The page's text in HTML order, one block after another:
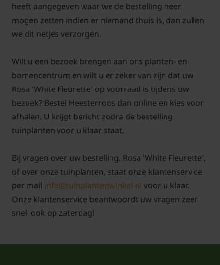
heeft aangegeven waar we de bestelling neer
mogen zetten indien er niemand thuis is, dan zullen
we dit netjes verzorgen.
Wilt u een bezoek brengen aan ons planten- en
bomencentrum en wilt u er zeker van zijn dat uw
Rosa 'White Fleurette' op voorraad is tijdens uw
bezoek? Bestel Heesterroos dan online en kies voor
afhalen. U krijgt bericht zodra de bestelling
tuinplanten voor u klaar staat.
Bij vragen over uw bestelling, Rosa 'White Fleurette',
of over onze tuinplanten, staat onze klantenservice
per mail info@tuinplantenwinkel.nl voor u klaar.
Onze klantenservice beantwoordt uw vragen zeer
snel, ook op zaterdag!